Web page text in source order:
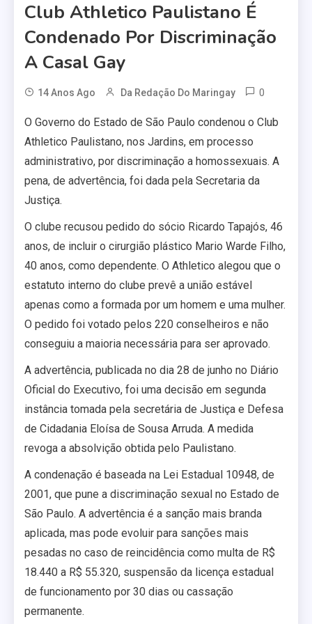
Club Athletico Paulistano É
Condenado Por Discriminação
A Casal Gay
14 Anos Ago Da Redação Do Maringay 0
O Governo do Estado de São Paulo condenou o Club
Athletico Paulistano, nos Jardins, em processo
administrativo, por discriminação a homossexuais. A
pena, de advertência, foi dada pela Secretaria da
Justiça.
O clube recusou pedido do sócio Ricardo Tapajós, 46
anos, de incluir o cirurgião plástico Mario Warde Filho,
40 anos, como dependente. O Athletico alegou que o
estatuto interno do clube prevê a união estável
apenas como a formada por um homem e uma mulher.
O pedido foi votado pelos 220 conselheiros e não
conseguiu a maioria necessária para ser aprovado.
A advertência, publicada no dia 28 de junho no Diário
Oficial do Executivo, foi uma decisão em segunda
instância tomada pela secretária de Justiça e Defesa
de Cidadania Eloísa de Sousa Arruda. A medida
revoga a absolvição obtida pelo Paulistano.
A condenação é baseada na Lei Estadual 10948, de
2001, que pune a discriminação sexual no Estado de
São Paulo. A advertência é a sanção mais branda
aplicada, mas pode evoluir para sanções mais
pesadas no caso de reincidência como multa de R$
18.440 a R$ 55.320, suspensão da licença estadual
de funcionamento por 30 dias ou cassação
permanente.